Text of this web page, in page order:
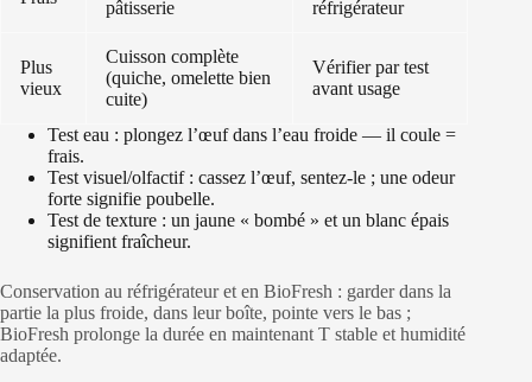
pâtisserie
réfrigérateur
Plus
vieux
Cuisson complète
(quiche, omelette bien
cuite)
Vérifier par test
avant usage
Test eau : plongez l’œuf dans l’eau froide — il coule =
frais.
Test visuel/olfactif : cassez l’œuf, sentez-le ; une odeur
forte signifie poubelle.
Test de texture : un jaune « bombé » et un blanc épais
signifient fraîcheur.
Conservation au réfrigérateur et en BioFresh : garder dans la
partie la plus froide, dans leur boîte, pointe vers le bas ;
BioFresh prolonge la durée en maintenant T stable et humidité
adaptée.